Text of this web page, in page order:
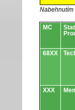
Nabehnutím
Obvody.
MC
68XX
XXX